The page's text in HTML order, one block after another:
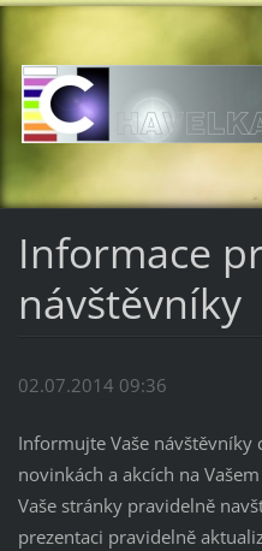
Informace
návštěvníky
02.07.2014 09:36
Informujte Vaše návštěvníky
novinkách a akcích na
Vaše stránky pravidelně
prezentaci pravidelně